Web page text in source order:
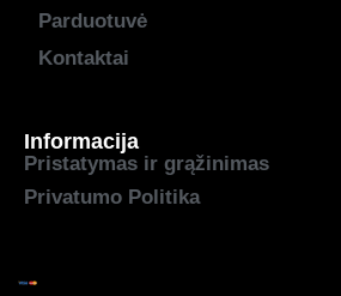
Parduotuvė
Kontaktai
Informacija
Pristatymas ir grąžinimas
Privatumo Politika